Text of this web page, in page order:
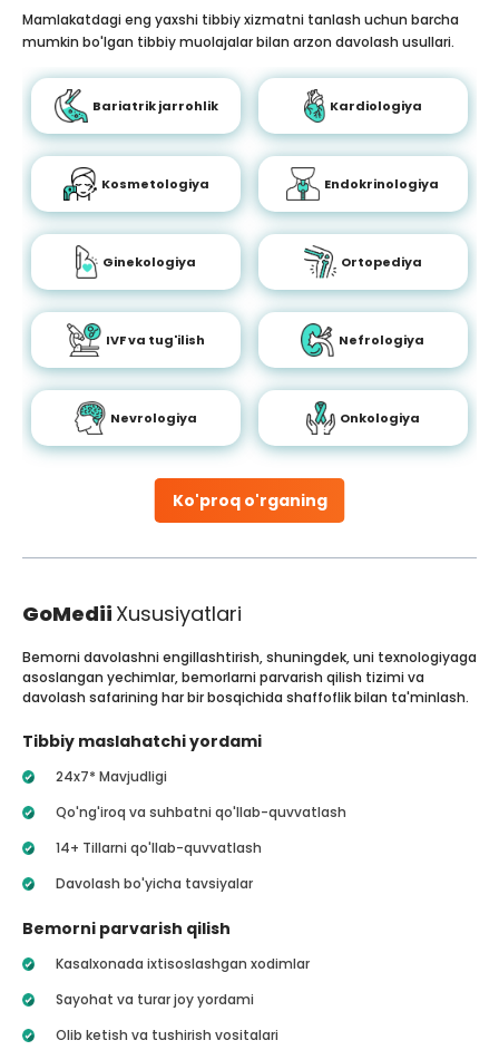
Ko'proq o'rganing
Mamlakatdagi eng yaxshi tibbiy xizmatni tanlash uchun barcha
mumkin bo'lgan tibbiy muolajalar bilan arzon davolash usullari.
Bariatrik jarrohlik Kardiologiya
Kosmetologiya Endokrinologiya
Ginekologiya Ortopediya
IVF va tug'ilish Nefrologiya
Nevrologiya Onkologiya
GoMedii Xususiyatlari
Bemorni davolashni engillashtirish, shuningdek, uni texnologiyaga
asoslangan yechimlar, bemorlarni parvarish qilish tizimi va
davolash safarining har bir bosqichida shaffoflik bilan ta'minlash.
Tibbiy maslahatchi yordami
24x7* Mavjudligi
Qo'ng'iroq va suhbatni qo'llab-quvvatlash
14+ Tillarni qo'llab-quvvatlash
Davolash bo'yicha tavsiyalar
Bemorni parvarish qilish
Kasalxonada ixtisoslashgan xodimlar
Sayohat va turar joy yordami
Olib ketish va tushirish vositalari